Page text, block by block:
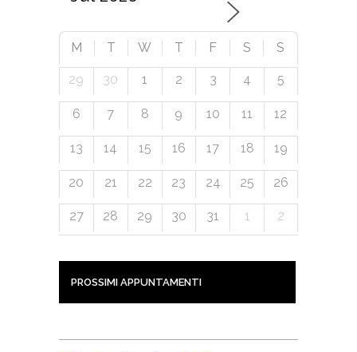
M T W T F S S
29 30 1 2 3 4 5
6 7 8 9 10 11 12
13 14 15 16 17 18 19
20 21 22 23 24 25 26
27 28 29 30 31 1 2
PROSSIMI APPUNTAMENTI